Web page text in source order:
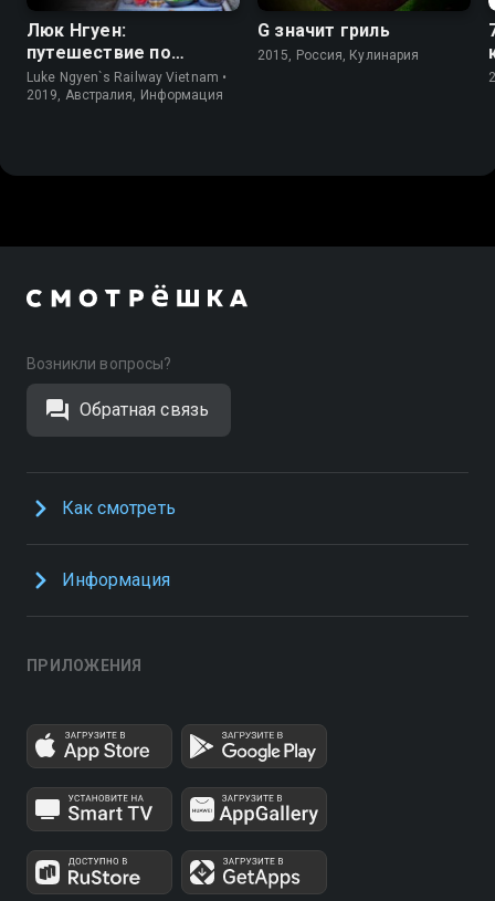
Люк Нгуен:
путешествие по
Вьетнаму
Luke Ngyen`s Railway Vietnam •
2019, Австралия, Информация
G значит гриль
2015, Россия, Кулинария
Возникли вопросы?
Обратная связь
Как смотреть
Информация
ПРИЛОЖЕНИЯ